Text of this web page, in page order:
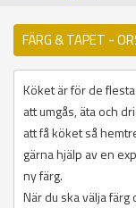
FÄRG & TAPET -
Köket är för de
att umgås, äta och
att få köket så
gärna hjälp av en
ny färg.
När du ska välja